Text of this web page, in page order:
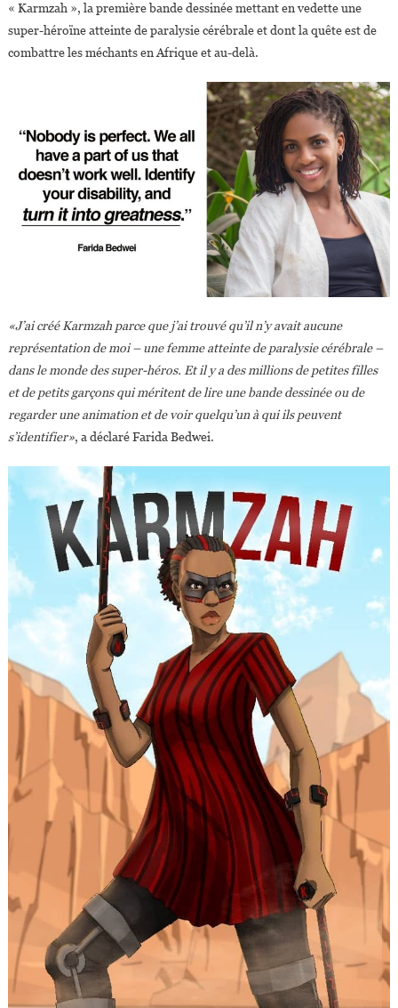
« Karmzah », la première bande dessinée mettant en vedette une
super-héroïne atteinte de paralysie cérébrale et dont la quête est de
combattre les méchants en Afrique et au-delà.
«J’ai créé Karmzah parce que j’ai trouvé qu’il n’y avait aucune
représentation de moi – une femme atteinte de paralysie cérébrale –
dans le monde des super-héros. Et il y a des millions de petites filles
et de petits garçons qui méritent de lire une bande dessinée ou de
regarder une animation et de voir quelqu’un à qui ils peuvent
s’identifier», a déclaré Farida Bedwei.